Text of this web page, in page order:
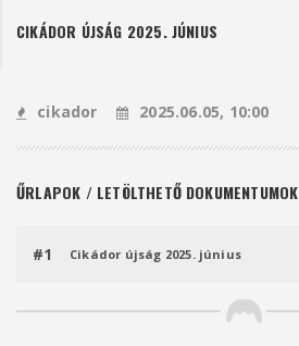
CIKÁDOR ÚJSÁG 2025. JÚNIUS
cikador 2025.06.05, 10:00
ŰRLAPOK / LETÖLTHETŐ DOKUMENTUMOK
#1 Cikádor újság 2025. június